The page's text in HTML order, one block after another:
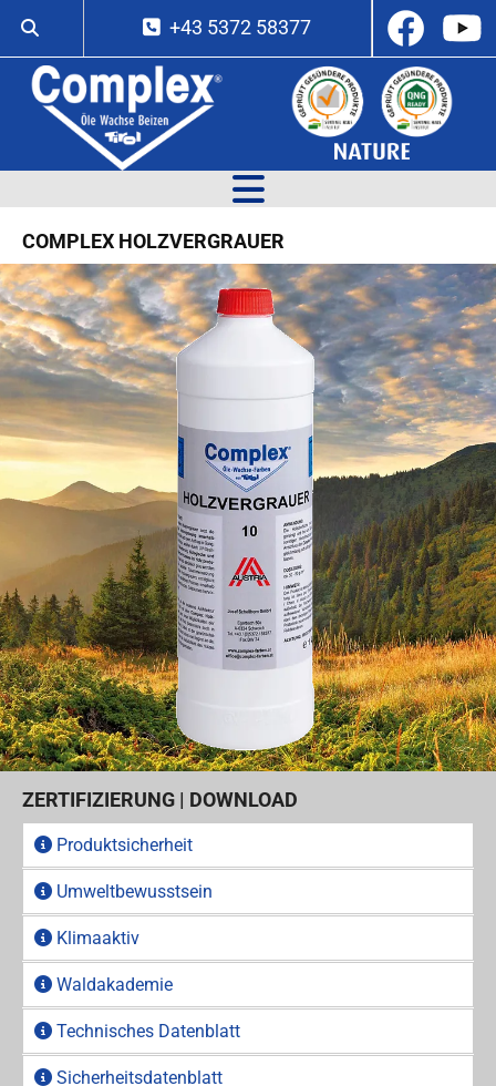
 +43 5372 58377
COMPLEX HOLZVERGRAUER
ZERTIFIZIERUNG | DOWNLOAD
Produktsicherheit
Umweltbewusstsein
Klimaaktiv
Waldakademie
Technisches Datenblatt
Sicherheitsdatenblatt